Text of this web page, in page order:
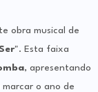
obra musical de
". Esta faixa
, apresentando
o ano de